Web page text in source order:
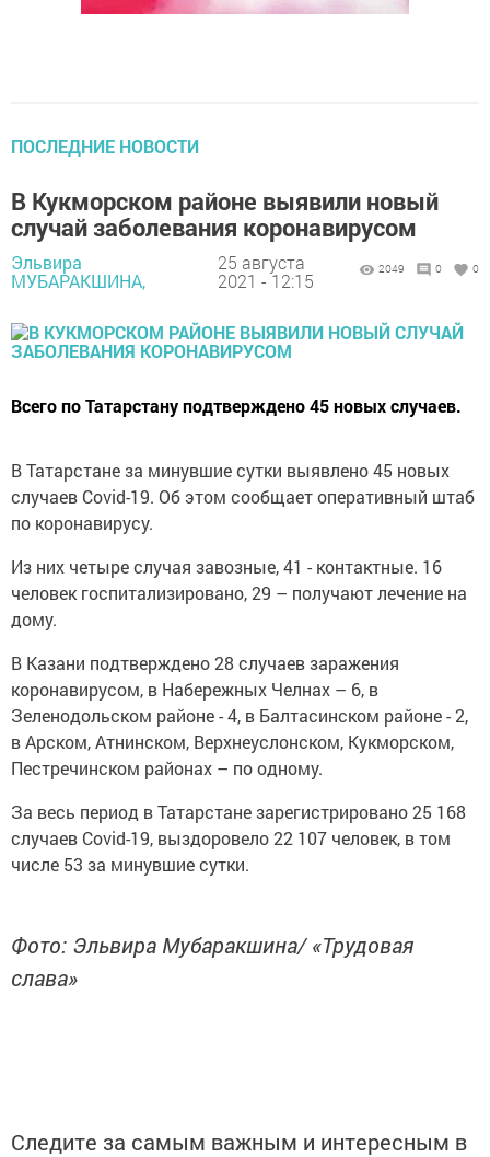
ПОСЛЕДНИЕ НОВОСТИ
В Кукморском районе выявили новый
случай заболевания коронавирусом
Эльвира
МУБАРАКШИНА,
25 августа
2021 - 12:15
2049 0 0
Всего по Татарстану подтверждено 45 новых случаев.
В Татарстане за минувшие сутки выявлено 45 новых
случаев Covid-19. Об этом сообщает оперативный штаб
по коронавирусу.
Из них четыре случая завозные, 41 - контактные. 16
человек госпитализировано, 29 – получают лечение на
дому.
В Казани подтверждено 28 случаев заражения
коронавирусом, в Набережных Челнах – 6, в
Зеленодольском районе - 4, в Балтасинском районе - 2,
в Арском, Атнинском, Верхнеуслонском, Кукморском,
Пестречинском районах – по одному.
За весь период в Татарстане зарегистрировано 25 168
случаев Covid-19, выздоровело 22 107 человек, в том
числе 53 за минувшие сутки.
Фото: Эльвира Мубаракшина/ «Трудовая
слава»
Следите за самым важным и интересным в